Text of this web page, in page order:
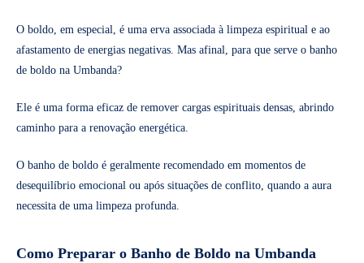
O boldo, em especial, é uma erva associada à limpeza espiritual e ao
afastamento de energias negativas. Mas afinal, para que serve o banho
de boldo na Umbanda?
Ele é uma forma eficaz de remover cargas espirituais densas, abrindo
caminho para a renovação energética.
O banho de boldo é geralmente recomendado em momentos de
desequilíbrio emocional ou após situações de conflito, quando a aura
necessita de uma limpeza profunda.
Como Preparar o Banho de Boldo na Umbanda